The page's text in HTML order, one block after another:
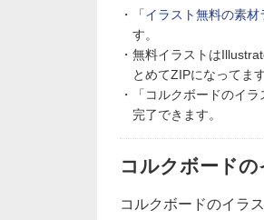
・「イラスト無料の素
す。
・無料イラストは
とめてZIPになってま
・「コルクボードのイ
完了できます。
コルクボード
コルクボードのイラ